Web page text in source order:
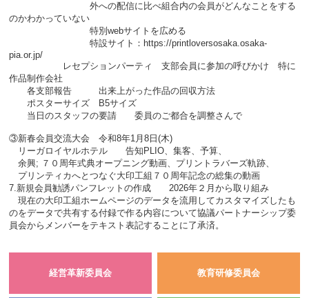
経営革新委員会 教育研修委員会
外への配信に比べ組合内の会員がどんなことをする
のかわかっていない
特別webサイトを広める
特設サイト：https://printloversosaka.osaka-
pia.or.jp/
レセプションパーティ 支部会員に参加の呼びかけ 特に
作品制作会社
各支部報告 出来上がった作品の回収方法
ポスターサイズ B5サイズ
当日のスタッフの要請 委員のご都合を調整さんで
③新春会員交流大会 令和8年1月8日(木)
リーガロイヤルホテル 告知PLIO、集客、予算、
余興; ７０周年式典オープニング動画、プリントラバーズ軌跡、
プリンティカへとつなぐ大印工組７０周年記念の総集の動画
7.新規会員勧誘パンフレットの作成 2026年２月から取り組み
現在の大印工組ホームページのデータを流用してカスタマイズしたも
のをデータで共有する付録で作る内容について協議パートナーシップ委
員会からメンバーをテキスト表記することに了承済。